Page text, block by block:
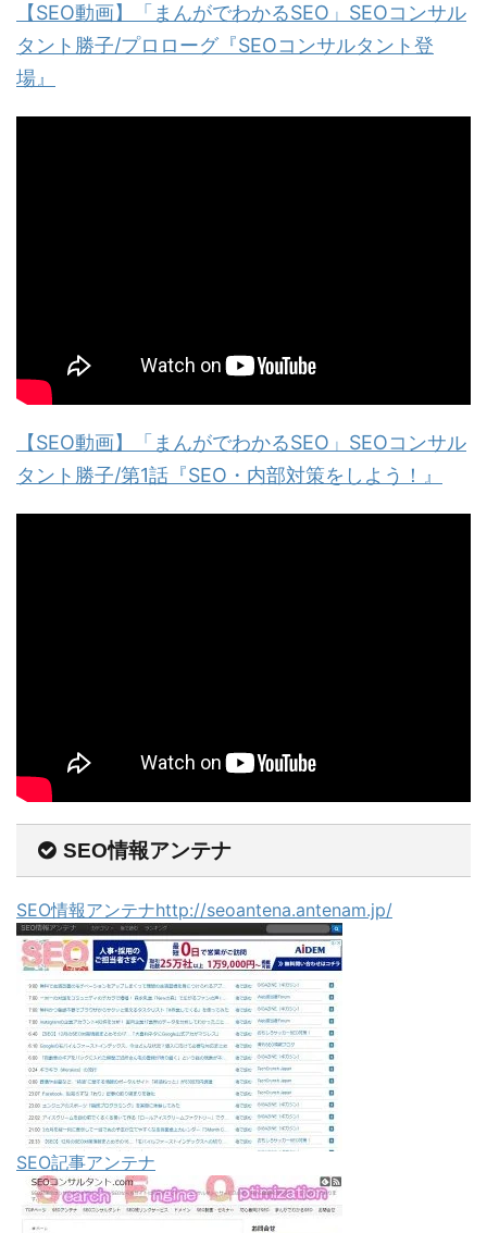
【SEO動画】「まんがでわかるSEO」SEOコンサル
タント勝子/プロローグ『SEOコンサルタント登
場』
【SEO動画】「まんがでわかるSEO」SEOコンサル
タント勝子/第1話『SEO・内部対策をしよう！』
SEO情報アンテナ
SEO情報アンテナhttp://seoantena.antenam.jp/
SEO記事アンテナ